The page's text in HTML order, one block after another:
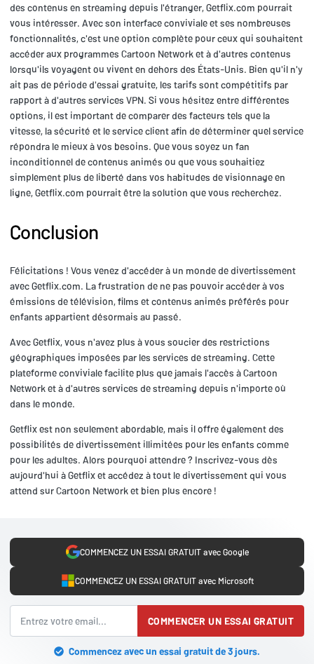
des contenus en streaming depuis l'étranger, Getflix.com pourrait
vous intéresser. Avec son interface conviviale et ses nombreuses
fonctionnalités, c'est une option complète pour ceux qui souhaitent
accéder aux programmes Cartoon Network et à d'autres contenus
lorsqu'ils voyagent ou vivent en dehors des États-Unis. Bien qu'il n'y
ait pas de période d'essai gratuite, les tarifs sont compétitifs par
rapport à d'autres services VPN. Si vous hésitez entre différentes
options, il est important de comparer des facteurs tels que la
vitesse, la sécurité et le service client afin de déterminer quel service
répondra le mieux à vos besoins. Que vous soyez un fan
inconditionnel de contenus animés ou que vous souhaitiez
simplement plus de liberté dans vos habitudes de visionnage en
ligne, Getflix.com pourrait être la solution que vous recherchez.
Conclusion
Félicitations ! Vous venez d'accéder à un monde de divertissement
avec Getflix.com. La frustration de ne pas pouvoir accéder à vos
émissions de télévision, films et contenus animés préférés pour
enfants appartient désormais au passé.
Avec Getflix, vous n'avez plus à vous soucier des restrictions
géographiques imposées par les services de streaming. Cette
plateforme conviviale facilite plus que jamais l'accès à Cartoon
Network et à d'autres services de streaming depuis n'importe où
dans le monde.
Getflix est non seulement abordable, mais il offre également des
possibilités de divertissement illimitées pour les enfants comme
pour les adultes. Alors pourquoi attendre ? Inscrivez-vous dès
aujourd'hui à Getflix et accédez à tout le divertissement qui vous
attend sur Cartoon Network et bien plus encore !
COMMENCEZ UN ESSAI GRATUIT avec Google
COMMENCEZ UN ESSAI GRATUIT avec Microsoft
COMMENCER UN ESSAI GRATUIT
Commencez avec un essai gratuit de 3 jours.